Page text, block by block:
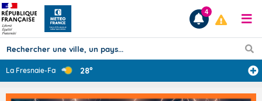
Prévisions
4
La Fresnaie-Fay ... 28°